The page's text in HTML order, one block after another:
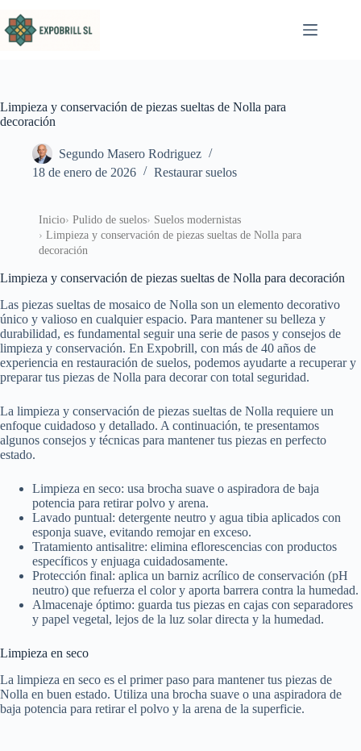
Limpieza y conservación de piezas sueltas de Nolla para
decoración
Segundo Masero Rodriguez
18 de enero de 2026
Restaurar suelos
Inicio Pulido de suelos
Suelos modernistas
Limpieza y conservación de piezas sueltas de Nolla para
decoración
Limpieza y conservación de piezas sueltas de Nolla para decoración
Las piezas sueltas de mosaico de Nolla son un elemento decorativo
único y valioso en cualquier espacio. Para mantener su belleza y
durabilidad, es fundamental seguir una serie de pasos y consejos de
limpieza y conservación. En Expobrill, con más de 40 años de
experiencia en restauración de suelos, podemos ayudarte a recuperar y
preparar tus piezas de Nolla para decorar con total seguridad.
La limpieza y conservación de piezas sueltas de Nolla requiere un
enfoque cuidadoso y detallado. A continuación, te presentamos
algunos consejos y técnicas para mantener tus piezas en perfecto
estado.
Limpieza en seco: usa brocha suave o aspiradora de baja
potencia para retirar polvo y arena.
Lavado puntual: detergente neutro y agua tibia aplicados con
esponja suave, evitando remojar en exceso.
Tratamiento antisalitre: elimina eflorescencias con productos
específicos y enjuaga cuidadosamente.
Protección final: aplica un barniz acrílico de conservación (pH
neutro) que refuerza el color y aporta barrera contra la humedad.
Almacenaje óptimo: guarda tus piezas en cajas con separadores
y papel vegetal, lejos de la luz solar directa y la humedad.
Limpieza en seco
La limpieza en seco es el primer paso para mantener tus piezas de
Nolla en buen estado. Utiliza una brocha suave o una aspiradora de
baja potencia para retirar el polvo y la arena de la superficie.